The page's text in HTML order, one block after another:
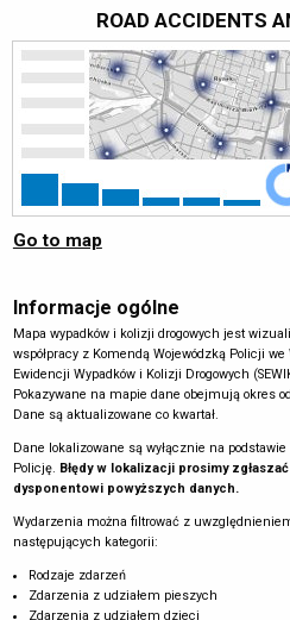
ROAD ACCIDENTS
Go to map
Informacje ogólne
Mapa wypadków i kolizji drogowych jest
współpracy z Komendą Wojewódzką Policji
Ewidencji Wypadków i Kolizji Drogowych
Pokazywane na mapie dane obejmują okres
Dane są aktualizowane co kwartał.
Dane lokalizowane są wyłącznie na
Policję. Błędy w lokalizacji prosimy
dysponentowi powyższych danych.
Wydarzenia można filtrować z
następujących kategorii:
Rodzaje zdarzeń
Zdarzenia z udziałem pieszych
Zdarzenia z udziałem dzieci